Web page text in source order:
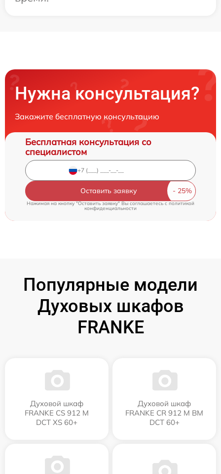
Нужна консультация?
Закажите бесплатную консультацию
Бесплатная консультация со
специалистом
Оставить заявку
Нажимая на кнопку "Оставить заявку" Вы соглашаетесь cполитикой
конфиденциальности
Популярные модели
Духовых шкафов
FRANKE
Духовой шкаф
FRANKE CS 912 M
DCT XS 60+
Духовой шкаф
FRANKE CR 912 M BM
DCT 60+